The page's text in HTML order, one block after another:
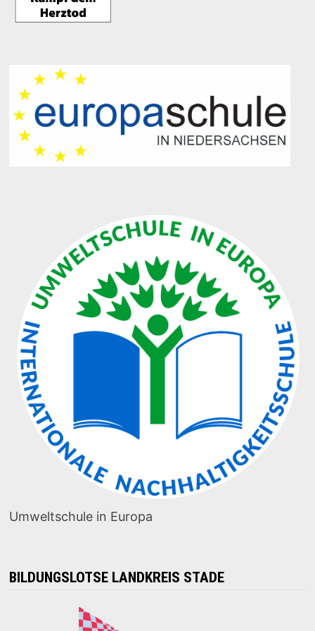
Umweltschule in Europa
BILDUNGSLOTSE LANDKREIS STADE